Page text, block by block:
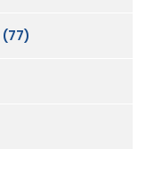
(77)